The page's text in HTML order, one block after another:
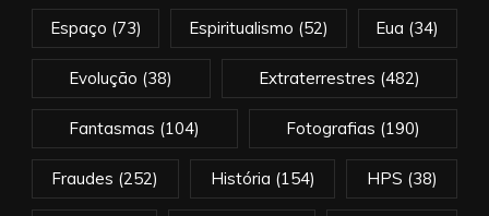
Espaço (73) Espiritualismo (52) Eua (34)
Evolução (38) Extraterrestres (482)
Fantasmas (104) Fotografias (190)
Fraudes (252) História (154) HPS (38)